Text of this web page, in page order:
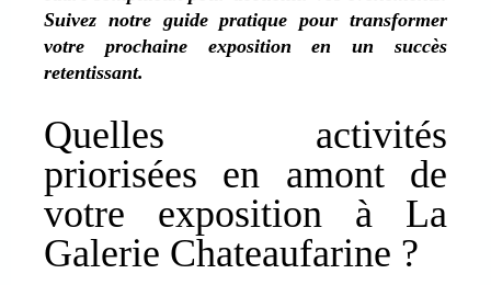
Suivez notre guide pratique pour transformer
votre prochaine exposition en un succès
retentissant.
Quelles activités
priorisées en amont de
votre exposition à La
Galerie Chateaufarine ?